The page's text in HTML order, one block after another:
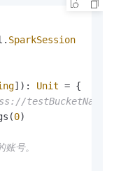
SparkSession
]): Unit = {
oss://
0)
号。